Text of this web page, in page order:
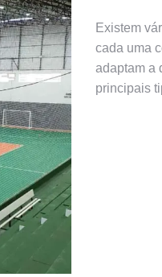
Existem
cada uma
adaptam a
principais